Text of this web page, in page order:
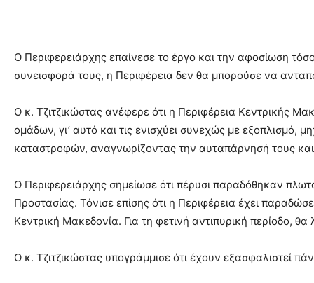
Ο Περιφερειάρχης επαίνεσε το έργο και την αφοσίωση
συνεισφορά τους, η Περιφέρεια δεν θα μπορούσε να
Ο κ. Τζιτζικώστας ανέφερε ότι η Περιφέρεια Κεντρικής
ομάδων, γι’ αυτό και τις ενισχύει συνεχώς με
καταστροφών, αναγνωρίζοντας την αυταπάρνησή τους
Ο Περιφερειάρχης σημείωσε ότι πέρυσι παραδόθηκαν
Προστασίας. Τόνισε επίσης ότι η Περιφέρεια έχει
Κεντρική Μακεδονία. Για τη φετινή αντιπυρική περίοδο,
Ο κ. Τζιτζικώστας υπογράμμισε ότι έχουν εξασφαλιστεί